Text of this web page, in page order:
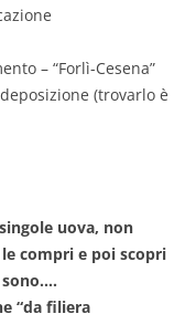
– “Forlì-Cesena”
(trovarlo è
uova, non
compri e poi scopri
“da filiera